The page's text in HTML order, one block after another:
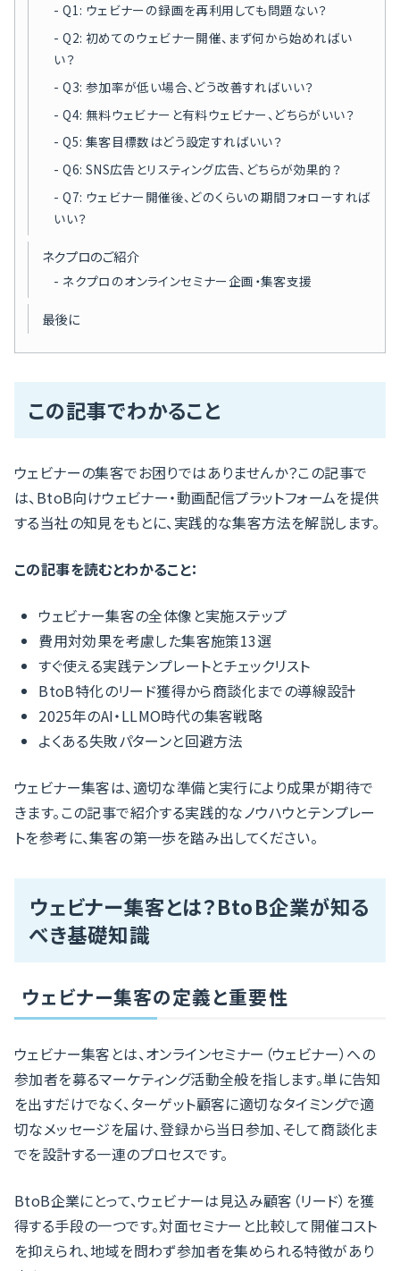
Q1: ウェビナーの録画を再利用しても問題ない？
Q2: 初めてのウェビナー開催、まず何から始めればい
い？
Q3: 参加率が低い場合、どう改善すればいい？
Q4: 無料ウェビナーと有料ウェビナー、どちらがいい？
Q5: 集客目標数はどう設定すればいい？
Q6: SNS広告とリスティング広告、どちらが効果的？
Q7: ウェビナー開催後、どのくらいの期間フォローすれば
いい？
ネクプロのご紹介
ネクプロのオンラインセミナー企画・集客支援
最後に
この記事でわかること
ウェビナーの集客でお困りではありませんか？この記事で
は、BtoB向けウェビナー・動画配信プラットフォームを提供
する当社の知見をもとに、実践的な集客方法を解説します。
この記事を読むとわかること：
ウェビナー集客の全体像と実施ステップ
費用対効果を考慮した集客施策13選
すぐ使える実践テンプレートとチェックリスト
BtoB特化のリード獲得から商談化までの導線設計
2025年のAI・LLMO時代の集客戦略
よくある失敗パターンと回避方法
ウェビナー集客は、適切な準備と実行により成果が期待で
きます。この記事で紹介する実践的なノウハウとテンプレー
トを参考に、集客の第一歩を踏み出してください。
ウェビナー集客とは？BtoB企業が知る
べき基礎知識
ウェビナー集客の定義と重要性
ウェビナー集客とは、オンラインセミナー（ウェビナー）への
参加者を募るマーケティング活動全般を指します。単に告知
を出すだけでなく、ターゲット顧客に適切なタイミングで適
切なメッセージを届け、登録から当日参加、そして商談化ま
でを設計する一連のプロセスです。
BtoB企業にとって、ウェビナーは見込み顧客（リード）を獲
得する手段の一つです。対面セミナーと比較して開催コスト
を抑えられ、地域を問わず参加者を集められる特徴があり